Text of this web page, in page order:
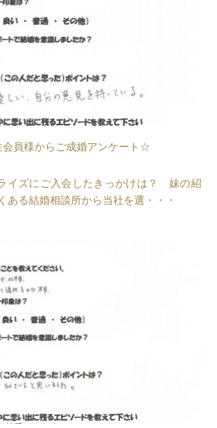
会員様からご成婚アンケート☆
イズにご入会したきっかけは？ 妹の紹
ある結婚相談所から当社を選・・・